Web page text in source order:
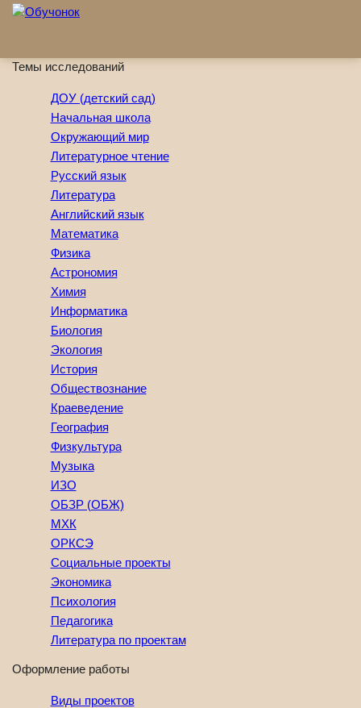
Перейти к основному содержанию
Темы исследований
ДОУ (детский сад)
Начальная школа
Окружающий мир
Литературное чтение
Русский язык
Литература
Английский язык
Математика
Физика
Астрономия
Химия
Информатика
Биология
Экология
История
Обществознание
Краеведение
География
Физкультура
Музыка
ИЗО
ОБЗР (ОБЖ)
МХК
ОРКСЭ
Социальные проекты
Экономика
Психология
Педагогика
Литература по проектам
Оформление работы
Виды проектов